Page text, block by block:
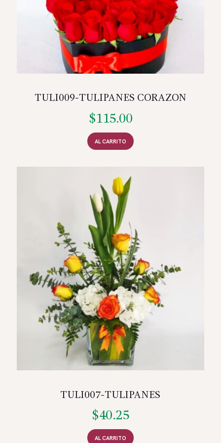
TULI009-TULIPANES CORAZON
$115.00
AL CARRITO
TULI007-TULIPANES
$40.25
AL CARRITO